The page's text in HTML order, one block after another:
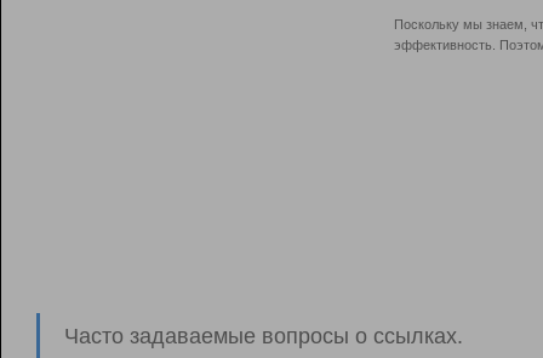
Поскольку мы знаем,
эффективность.
Часто задаваемые вопросы о ссылках.